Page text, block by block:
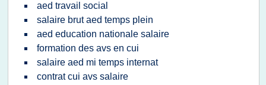
aed travail social
salaire brut aed temps plein
aed education nationale salaire
formation des avs en cui
salaire aed mi temps internat
contrat cui avs salaire